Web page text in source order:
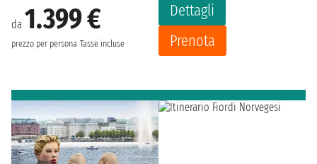
da 1.399 €
prezzo per persona Tasse incluse
Dettagli
Prenota